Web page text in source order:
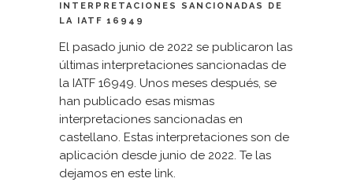
INTERPRETACIONES SANCIONADAS DE
LA IATF 16949
El pasado junio de 2022 se publicaron las
últimas interpretaciones sancionadas de
la IATF 16949. Unos meses después, se
han publicado esas mismas
interpretaciones sancionadas en
castellano. Estas interpretaciones son de
aplicación desde junio de 2022. Te las
dejamos en este link.